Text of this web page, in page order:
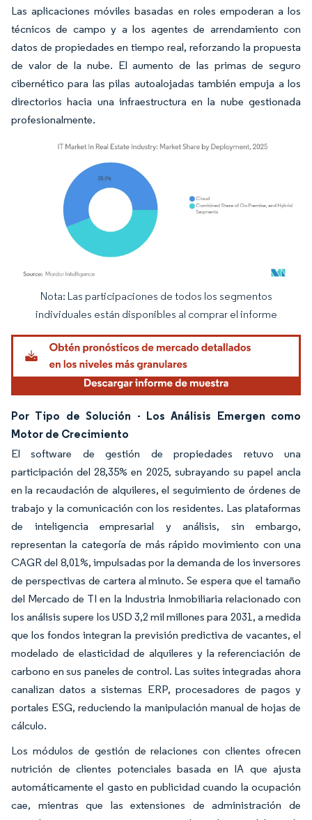
Las aplicaciones móviles basadas en roles empoderan a los
técnicos de campo y a los agentes de arrendamiento con
datos de propiedades en tiempo real, reforzando la propuesta
de valor de la nube. El aumento de las primas de seguro
cibernético para las pilas autoalojadas también empuja a los
directorios hacia una infraestructura en la nube gestionada
profesionalmente.
Imagen © Mordor Intelligence. El uso requiere atribución según CC BY 4.0.
Nota: Las participaciones de todos los segmentos
individuales están disponibles al comprar el informe
Por Tipo de Solución - Los Análisis Emergen como
Motor de Crecimiento
El software de gestión de propiedades retuvo una
participación del 28,35% en 2025, subrayando su papel ancla
en la recaudación de alquileres, el seguimiento de órdenes de
trabajo y la comunicación con los residentes. Las plataformas
de inteligencia empresarial y análisis, sin embargo,
representan la categoría de más rápido movimiento con una
CAGR del 8,01%, impulsadas por la demanda de los inversores
de perspectivas de cartera al minuto. Se espera que el tamaño
del Mercado de TI en la Industria Inmobiliaria relacionado con
los análisis supere los USD 3,2 mil millones para 2031, a medida
que los fondos integran la previsión predictiva de vacantes, el
modelado de elasticidad de alquileres y la referenciación de
carbono en sus paneles de control. Las suites integradas ahora
canalizan datos a sistemas ERP, procesadores de pagos y
portales ESG, reduciendo la manipulación manual de hojas de
cálculo.
Los módulos de gestión de relaciones con clientes ofrecen
nutrición de clientes potenciales basada en IA que ajusta
automáticamente el gasto en publicidad cuando la ocupación
cae, mientras que las extensiones de administración de